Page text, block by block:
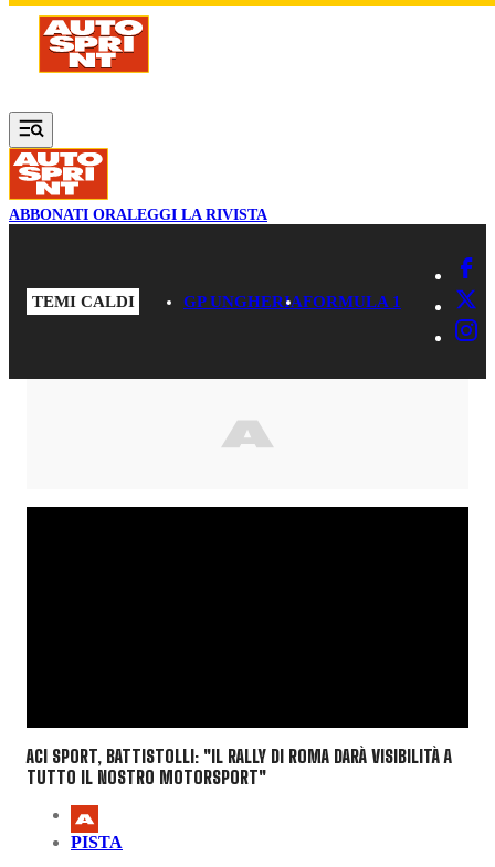
Vai al contenuto principale
ABBONATI ORALEGGI LA RIVISTA
TEMI CALDI GP UNGHERIAFORMULA 1
ACI SPORT, BATTISTOLLI: "IL RALLY DI ROMA DARÀ VISIBILITÀ A
TUTTO IL NOSTRO MOTORSPORT"
PISTA